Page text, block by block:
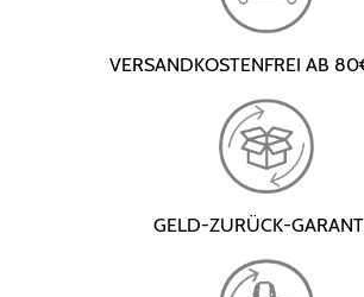
VERSANDKOSTENFREI AB
GELD-ZURÜCK-